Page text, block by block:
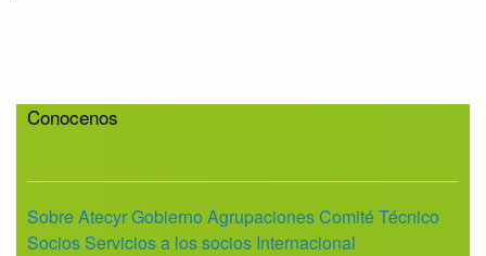
Conocenos
Sobre AtecyrGobierno AgrupacionesComité Técnico
Socios Servicios a los socios Internacional